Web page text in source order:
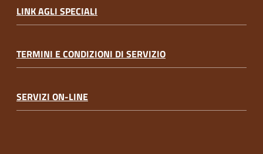
LINK AGLI SPECIALI
TERMINI E CONDIZIONI DI SERVIZIO
SERVIZI ON-LINE